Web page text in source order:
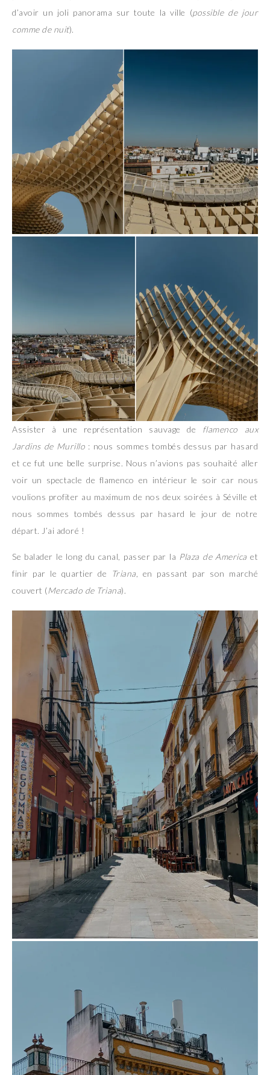
d’avoir un joli panorama sur toute la ville (possible de jour
comme de nuit).
Assister à une représentation sauvage de flamenco aux
Jardins de Murillo : nous sommes tombés dessus par hasard
et ce fut une belle surprise. Nous n’avions pas souhaité aller
voir un spectacle de flamenco en intérieur le soir car nous
voulions profiter au maximum de nos deux soirées à Séville et
nous sommes tombés dessus par hasard le jour de notre
départ. J’ai adoré !
Se balader le long du canal, passer par la Plaza de America et
finir par le quartier de
Triana , en passant par son marché
couvert (Mercado de Triana).